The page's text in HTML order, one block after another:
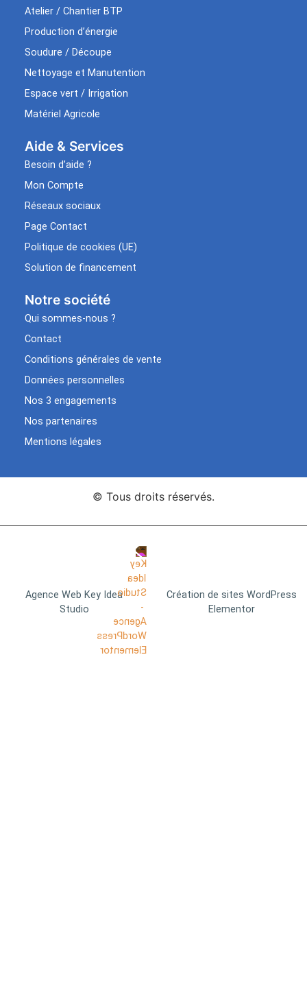
Atelier / Chantier BTP
Production d’énergie
Soudure / Découpe
Nettoyage et Manutention
Espace vert / Irrigation
Matériel Agricole
Aide & Services​
Besoin d’aide ?
Mon Compte
Réseaux sociaux
Page Contact
Politique de cookies (UE)
Solution de financement
Notre société
Qui sommes-nous ?
Contact
Conditions générales de vente
Données personnelles
Nos 3 engagements
Nos partenaires
Mentions légales
© Tous droits réservés.
Agence Web Key Idea
Studio
Création de sites WordPress
Elementor